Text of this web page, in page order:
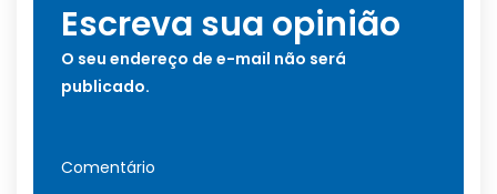
Escreva sua opinião
O seu endereço de e-mail não será
publicado.
Comentário